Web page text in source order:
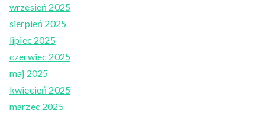
wrzesień 2025
sierpień 2025
lipiec 2025
czerwiec 2025
maj 2025
kwiecień 2025
marzec 2025